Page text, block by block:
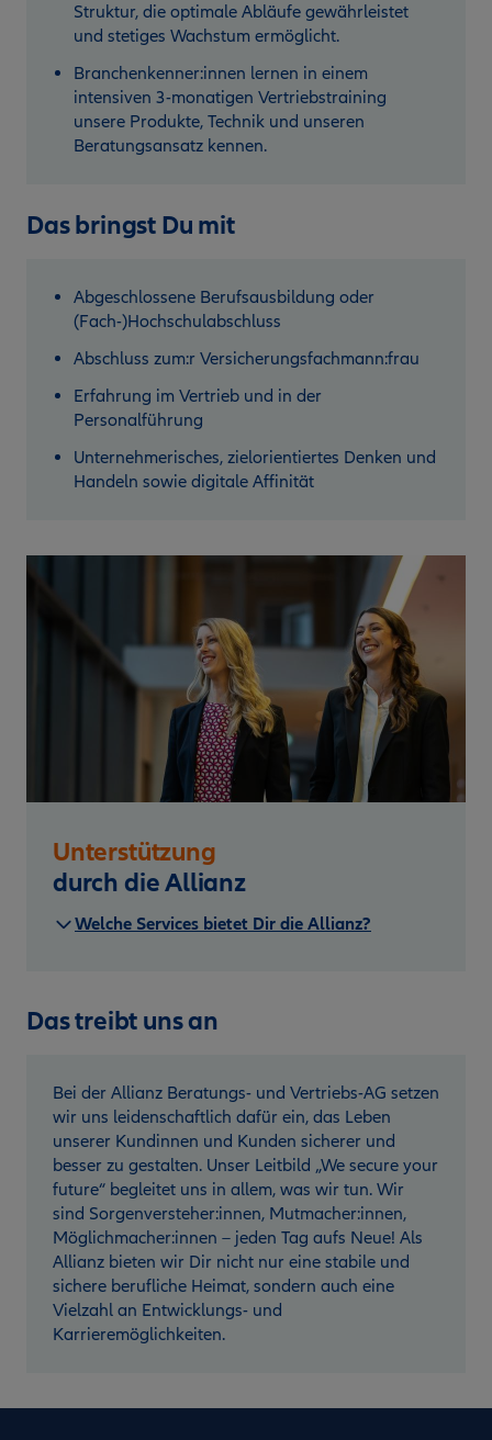
Struktur, die optimale Abläufe gewährleistet
und stetiges Wachstum ermöglicht.
Branchenkenner:innen lernen in einem
intensiven 3-monatigen Vertriebstraining
unsere Produkte, Technik und unseren
Beratungsansatz kennen.
Das bringst Du mit
Abgeschlossene Berufsausbildung oder
(Fach-)Hochschulabschluss
Abschluss zum:r Versicherungsfachmann:frau
Erfahrung im Vertrieb und in der
Personalführung
Unternehmerisches, zielorientiertes Denken und
Handeln sowie digitale Affinität
Unterstützung
durch die Allianz
Welche Services bietet Dir die Allianz?
Das treibt uns an
Bei der Allianz Beratungs- und Vertriebs-AG setzen
wir uns leidenschaftlich dafür ein, das Leben
unserer Kundinnen und Kunden sicherer und
besser zu gestalten. Unser Leitbild „We secure your
future“ begleitet uns in allem, was wir tun. Wir
sind Sorgenversteher:innen, Mutmacher:innen,
Möglichmacher:innen – jeden Tag aufs Neue! Als
Allianz bieten wir Dir nicht nur eine stabile und
sichere berufliche Heimat, sondern auch eine
Vielzahl an Entwicklungs- und
Karrieremöglichkeiten.